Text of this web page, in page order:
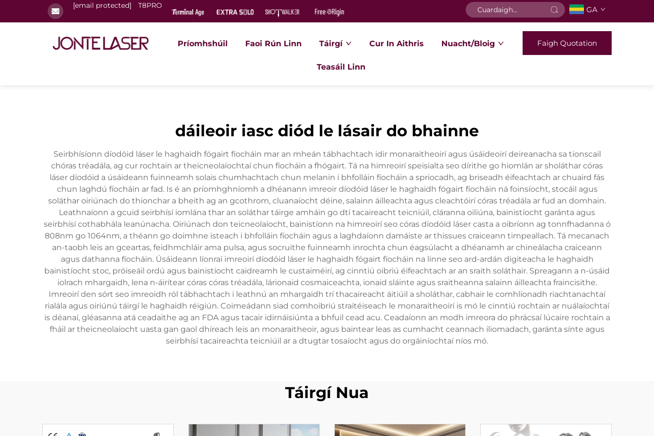
[email protected] T8PRO GA
Príomhshúil Faoi Rún Linn Táirgí Cur In Aithris Nuacht/Bloig
Teasáil Linn
Faigh Quotation
dáileoir iasc diód le lásair do bhainne
Seirbhísíonn díodóid láser le haghaidh fógairt fíocháin mar an mheán tábhachtach idir monaraitheoirí agus úsáideoirí deireanacha sa tionscail
chóras tréadála, ag cur rochtain ar theicneolaíochtaí chun fíocháin a fhógairt. Tá na himreoirí speisialta seo dírithe go hiomlán ar sholáthar córas
láser díodóid a úsáideann fuinneamh solais chumhachtach chun melanin i bhfolláin fíocháin a spriocadh, ag briseadh éifeachtach ar chuaird fás
chun laghdú fíocháin ar fad. Is é an príomhghníomh a dhéanann imreoir díodóid láser le haghaidh fógairt fíocháin ná foinsíocht, stocáil agus
soláthar oiriúnach do thionchar a bheith ag an gcothrom, cluanaíocht déine, salainn áilleachta agus cleachtóirí córas tréadála ar fud an domhain.
Leathnaíonn a gcuid seirbhísí iomlána thar an soláthar táirge amháin go dtí tacaireacht teicniúil, cláranna oiliúna, bainistíocht garánta agus
seirbhísí cothabhála leanúnacha. Oiriúnach don teicneolaíocht, bainistíonn na himreoirí seo córas díodóid láser casta a oibríonn ag tonnfhadanna ó
808nm go 1064nm, a théann go doimhne isteach i bhfolláin fíocháin agus a laghdaíonn damáiste ar thissues craiceann timpeallach. Tá mecanach
an-taobh leis an gceartas, feidhmchláir ama pulsa, agus socruithe fuinneamh inrochta chun éagsúlacht a dhéanamh ar chineálacha craiceann
agus dathanna fíocháin. Úsáideann líonraí imreoirí díodóid láser le haghaidh fógairt fíocháin na linne seo ard-ardán digiteacha le haghaidh
bainistíocht stoc, próiseáil ordú agus bainistíocht caidreamh le custaiméirí, ag cinntiú oibriú éifeachtach ar an sraith soláthair. Spreagann a n-úsáid
iolrach mhargaidh, lena n-áirítear córas córas tréadála, lárionaid cosmaiceachta, ionaid sláinte agus sraitheanna salainn áilleachta fraincisithe.
Imreoirí den sórt seo imreoidh ról tábhachtach i leathnú an mhargaidh trí thacaireacht áitiúil a sholáthar, cabhair le comhlíonadh riachtanachtaí
rialála agus oiriúnú táirgí le haghaidh réigiún. Coimeádann siad comhoibriú straitéiseach le monaraitheoirí is mó le cinntiú rochtain ar nuálaíochtaí
is déanaí, gléasanna atá ceadaithe ag an FDA agus tacair idirnáisiúnta a bhfuil cead acu. Ceadaíonn an modh imreora do phrácsaí lúcaire rochtain a
fháil ar theicneolaíocht uasta gan gaol dhíreach leis an monaraitheoir, agus baintear leas as cumhacht ceannach iliomadach, garánta sínte agus
seirbhísí tacaireachta teicniúil ar a dtugtar tosaíocht agus do orgáiníochtaí níos mó.
Táirgí Nua